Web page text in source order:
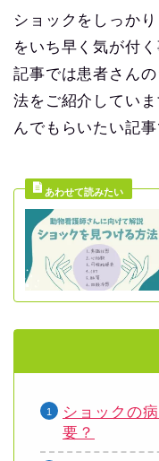
ショックをしっか
をいち早く気が付
記事では患者さん
法をご紹介してい
んでもらいたい記事
ショックの
要？